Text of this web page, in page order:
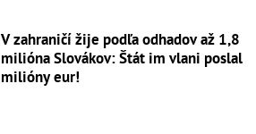
V zahraničí žije podľa odhadov až 1,8
milióna Slovákov: Štát im vlani poslal
milióny eur!